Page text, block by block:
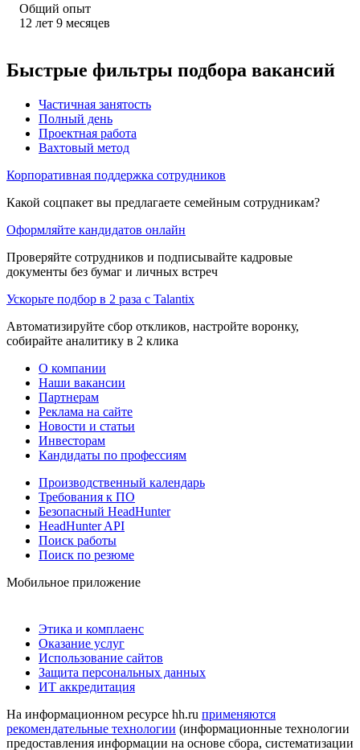
Общий опыт
12 лет 9 месяцев
Быстрые фильтры подбора вакансий
Частичная занятость
Полный день
Проектная работа
Вахтовый метод
Корпоративная поддержка сотрудников
Какой соцпакет вы предлагаете семейным сотрудникам?
Оформляйте кандидатов онлайн
Проверяйте сотрудников и подписывайте кадровые
документы без бумаг и личных встреч
Ускорьте подбор в 2 раза с Talantix
Автоматизируйте сбор откликов, настройте воронку,
собирайте аналитику в 2 клика
О компании
Наши вакансии
Партнерам
Реклама на сайте
Новости и статьи
Инвесторам
Кандидаты по профессиям
Производственный календарь
Требования к ПО
Безопасный HeadHunter
HeadHunter API
Поиск работы
Поиск по резюме
Мобильное приложение
Этика и комплаенс
Оказание услуг
Использование сайтов
Защита персональных данных
ИТ аккредитация
На информационном ресурсе hh.ru применяются
рекомендательные технологии (информационные технологии
предоставления информации на основе сбора, систематизации